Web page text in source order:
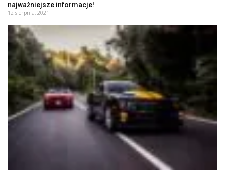
najważniejsze informacje!
12 sierpnia, 2021